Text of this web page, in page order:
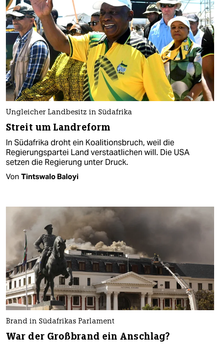
Ungleicher Landbesitz in Südafrika
Streit um Landreform
In Südafrika droht ein Koalitionsbruch, weil die
Regierungspartei Land verstaatlichen will. Die USA
setzen die Regierung unter Druck.
Von Tintswalo Baloyi
Brand in Südafrikas Parlament
War der Großbrand ein Anschlag?